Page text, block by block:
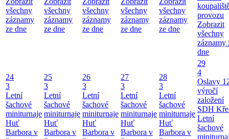
všechny
záznamy
ze dne
všechny
záznamy
ze dne
všechny
záznamy
ze dne
všechny
záznamy
ze dne
všechny
záznamy
ze dne
provozu
Zobrazit
všechny
záznamy
dne
24
3
Letní
šachové
miniturnaje
Huť
Barbora v
25
3
Letní
šachové
miniturnaje
Huť
Barbora v
26
3
Letní
šachové
miniturnaje
Huť
Barbora v
27
3
Letní
šachové
miniturnaje
Huť
Barbora v
28
3
Letní
šachové
miniturnaje
Huť
Barbora v
29
4
Oslavy
výročí
založení
SDH
Letní
šachové